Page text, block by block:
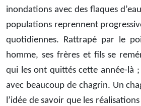
inondations avec des flaques
populations reprennent
quotidiennes. Rattrapé par le
homme, ses frères et fils se
qui les ont quittés cette année-là
avec beaucoup de chagrin. Un
l’idée de savoir que les